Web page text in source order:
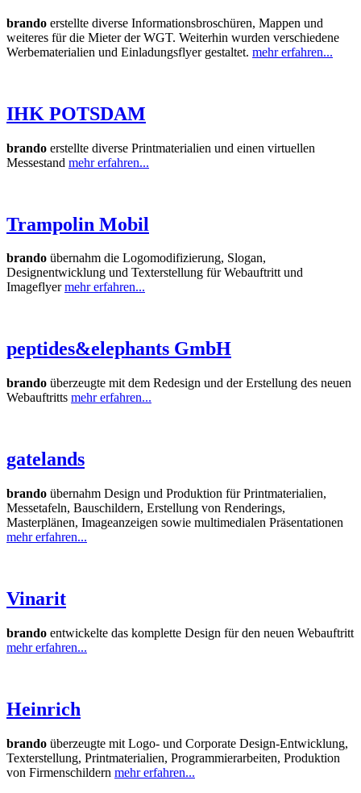
brando erstellte diverse Informationsbroschüren, Mappen und
weiteres für die Mieter der WGT. Weiterhin wurden verschiedene
Werbematerialien und Einladungsflyer gestaltet. mehr erfahren...
IHK POTSDAM
brando erstellte diverse Printmaterialien und einen virtuellen
Messestand mehr erfahren...
Trampolin Mobil
brando übernahm die Logomodifizierung, Slogan,
Designentwicklung und Texterstellung für Webauftritt und
Imageflyermehr erfahren...
peptides&elephants GmbH
brando überzeugte mit dem Redesign und der Erstellung des neuen
Webauftritts mehr erfahren...
gatelands
brando übernahm Design und Produktion für Printmaterialien,
Messetafeln, Bauschildern, Erstellung von Renderings,
Masterplänen, Imageanzeigen sowie multimedialen Präsentationen
mehr erfahren...
Vinarit
brando entwickelte das komplette Design für den neuen Webauftritt
mehr erfahren...
Heinrich
brando überzeugte mit Logo- und Corporate Design-Entwicklung,
Texterstellung, Printmaterialien, Programmierarbeiten, Produktion
von Firmenschildern mehr erfahren...